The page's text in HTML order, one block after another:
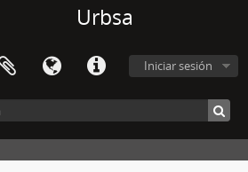
Urbsa
Iniciar sesión